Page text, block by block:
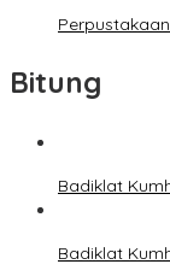
Bitung
Badiklat
Badiklat